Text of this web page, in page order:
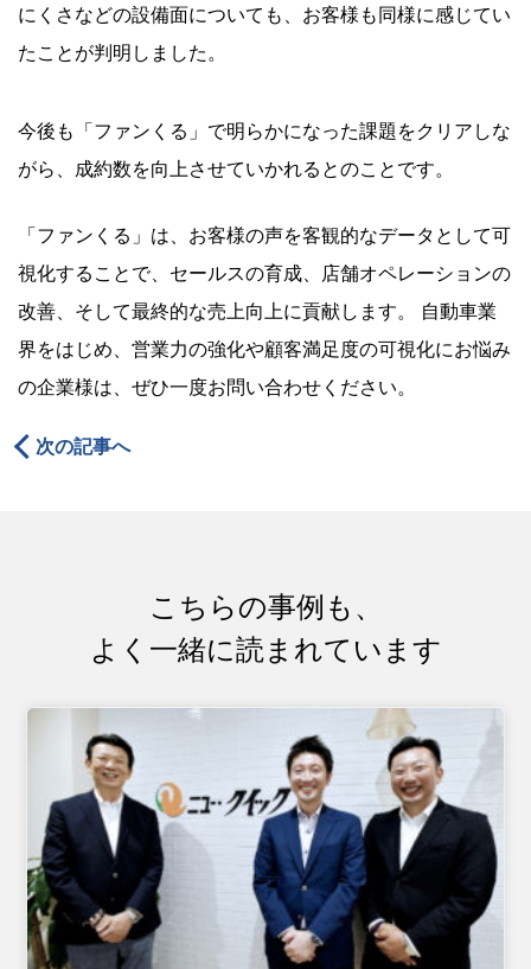
にくさなどの設備面についても、お客様も同様に感じてい
たことが判明しました。
今後も「ファンくる」で明らかになった課題をクリアしな
がら、成約数を向上させていかれるとのことです。
「ファンくる」は、お客様の声を客観的なデータとして可
視化することで、セールスの育成、店舗オペレーションの
改善、そして最終的な売上向上に貢献します。 自動車業
界をはじめ、営業力の強化や顧客満足度の可視化にお悩み
の企業様は、ぜひ一度お問い合わせください。
次の記事へ
こちらの事例も、
よく一緒に読まれています